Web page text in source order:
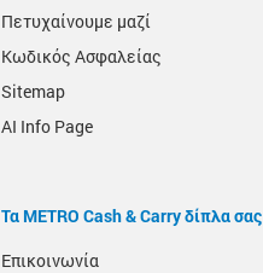
Πετυχαίνουμε μαζί
Κωδικός Ασφαλείας
Sitemap
AI Info Page
Τα METRO Cash & Carry δίπλα σας
Επικοινωνία